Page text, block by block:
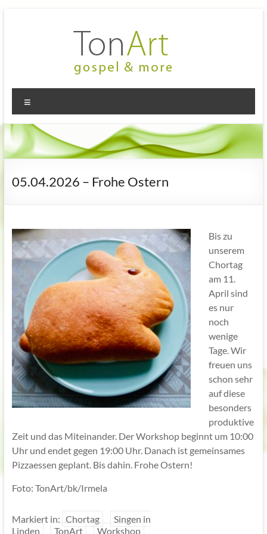
TonArt
–
gospel
&
more
Mein Chor
in
Hannover-
Linden
05.04.2026 – Frohe Ostern
Bis zu
unserem
Chortag
am 11.
April sind
es nur
noch
wenige
Tage. Wir
freuen uns
schon sehr
auf diese
besonders
produktive
Zeit und das Miteinander. Der Workshop beginnt um 10:00
Uhr und endet gegen 19:00 Uhr. Danach ist gemeinsames
Pizzaessen geplant. Bis dahin. Frohe Ostern!
Foto: TonArt/bk/Irmela
Markiert in: Chortag
Singen in
Linden
TonArt Workshop